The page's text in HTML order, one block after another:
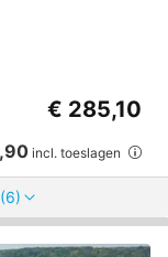
€ 285,10
incl. toeslagen